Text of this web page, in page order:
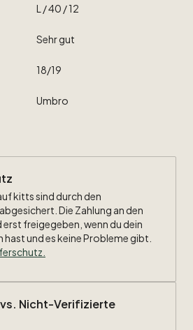
L ​/​40 ​/​12
Sehrgut
18​/​19
Umbro
kitts sind durch den
Die Zahlung an den
erst freigegeben, wenn du dein
und es keine Probleme gibt.
Nicht-Verifizierte